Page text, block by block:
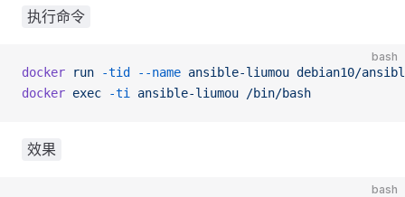
执行命令
bash
docker run -tid --name ansible-liumou debian10/
docker exec -ti ansible-liumou /bin/bash
效果
bash